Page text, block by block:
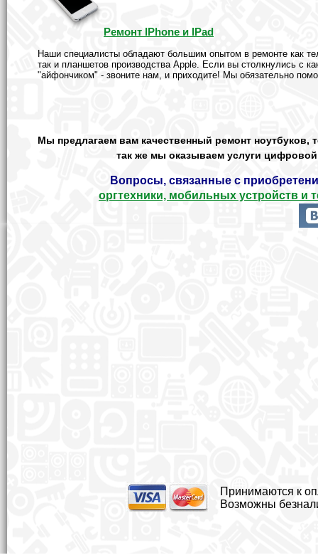
Ремонт IPhone и IPad
Наши специалисты обладают большим опытом в ремонте как
так и планшетов производства Apple. Если вы столкнулись с
"айфончиком" - звоните нам, и приходите! Мы обязательно
Мы предлагаем вам качественный ремонт
так же мы оказываем услуги цифровой
Вопросы, связанные с
оргтехники, мобильных устройств и
Принимаются к
Возможны